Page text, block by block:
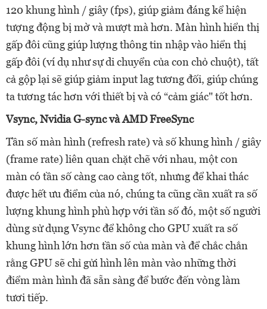
120 khung hình / giây (fps), giúp giảm đáng kể hiện
tượng động bị mờ và mượt mà hơn. Màn hình hiển thị
gấp đôi cũng giúp lượng thông tin nhập vào hiển thị
gấp đôi (ví dụ như sự di chuyển của con chỏ chuột), tất
cả gộp lại sẽ giúp giảm input lag tương đối, giúp chúng
ta tương tác hơn với thiết bị và có “cảm giác" tốt hơn.
Vsync, Nvidia G-sync và AMD FreeSync
Tần số màn hình (refresh rate) và số khung hình / giây
(frame rate) liên quan chặt chẽ với nhau, một con
màn có tần số càng cao càng tốt, nhưng để khai thác
được hết ưu điểm của nó, chúng ta cũng cần xuất ra số
lượng khung hình phù hợp với tần số đó, một số người
dùng sử dụng Vsync để không cho GPU xuất ra số
khung hình lớn hơn tần số của màn và để chắc chắn
rằng GPU sẽ chỉ gửi hình lên màn vào những thời
điểm màn hình đã sẵn sàng để bước đến vòng làm
tươi tiếp.